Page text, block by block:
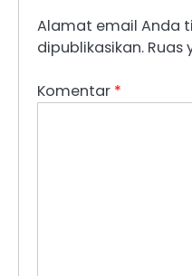
Alamat email Anda
dipublikasikan. Ruas
Komentar *